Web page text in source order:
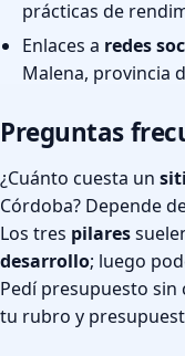
prácticas de
Enlaces a redes
Malena, provincia
Preguntas
¿Cuánto cuesta un
Córdoba? Depende
Los tres pilares
desarrollo; luego
Pedí presupuesto
tu rubro y